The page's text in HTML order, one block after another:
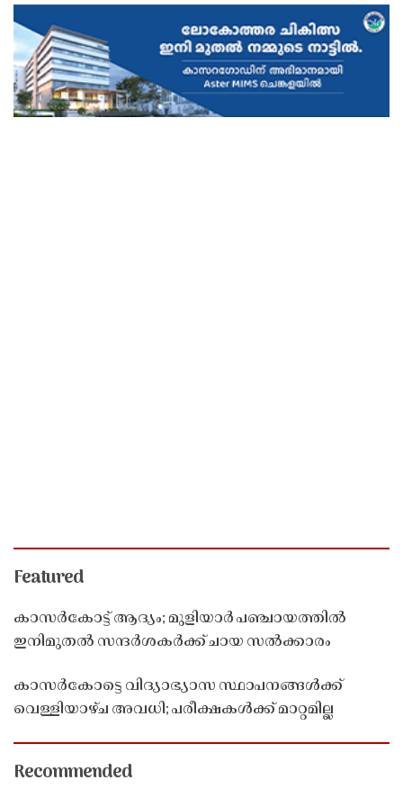
Featured
കാസർകോട്ട് ആദ്യം; മുളിയാർ പഞ്ചായത്തിൽ
ഇനിമുതൽ സന്ദർശകർക്ക് ചായ സൽക്കാരം
കാസർകോട്ടെ വിദ്യാഭ്യാസ സ്ഥാപനങ്ങൾക്ക്
വെള്ളിയാഴ്ച അവധി; പരീക്ഷകൾക്ക് മാറ്റമില്ല
Recommended